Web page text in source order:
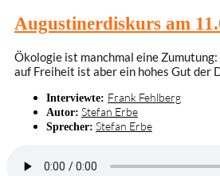
Augustinerdiskurs am
Ökologie ist manchmal eine
auf Freiheit ist aber ein hohes Gut der
Interviewte: Frank Fehlberg
Autor: Stefan Erbe
Sprecher: Stefan Erbe